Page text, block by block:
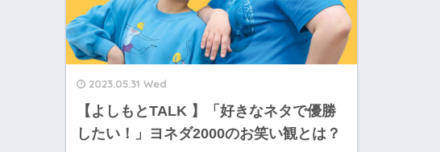
2023.05.31 Wed
【よしもとTALK 】「好きなネタで優勝
したい！」ヨネダ2000のお笑い観とは？